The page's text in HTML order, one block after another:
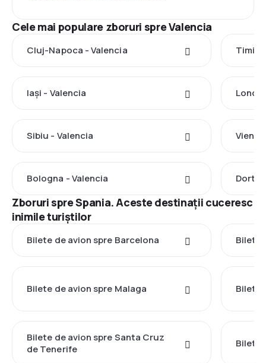
Cele mai populare zboruri spre Valencia
Cluj-Napoca - Valencia
Iași - Valencia
Sibiu - Valencia Viena
Bologna - Valencia
Zboruri spre Spania. Aceste destinații cuceresc
inimile turiștilor
Bilete de avion spre Barcelona Bilete
Bilete de avion spre Malaga Bilete
Bilete de avion spre Santa Cruz
de Tenerife
Bilete